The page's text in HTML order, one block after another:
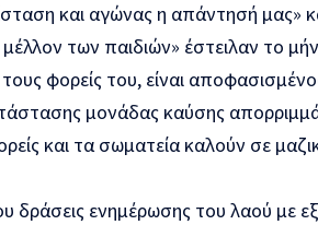
και αγώνας η απάντησή μας»
των παιδιών» έστειλαν το
φορείς του, είναι
μονάδας καύσης
και τα σωματεία καλούν σε
ενημέρωσης του λαού με